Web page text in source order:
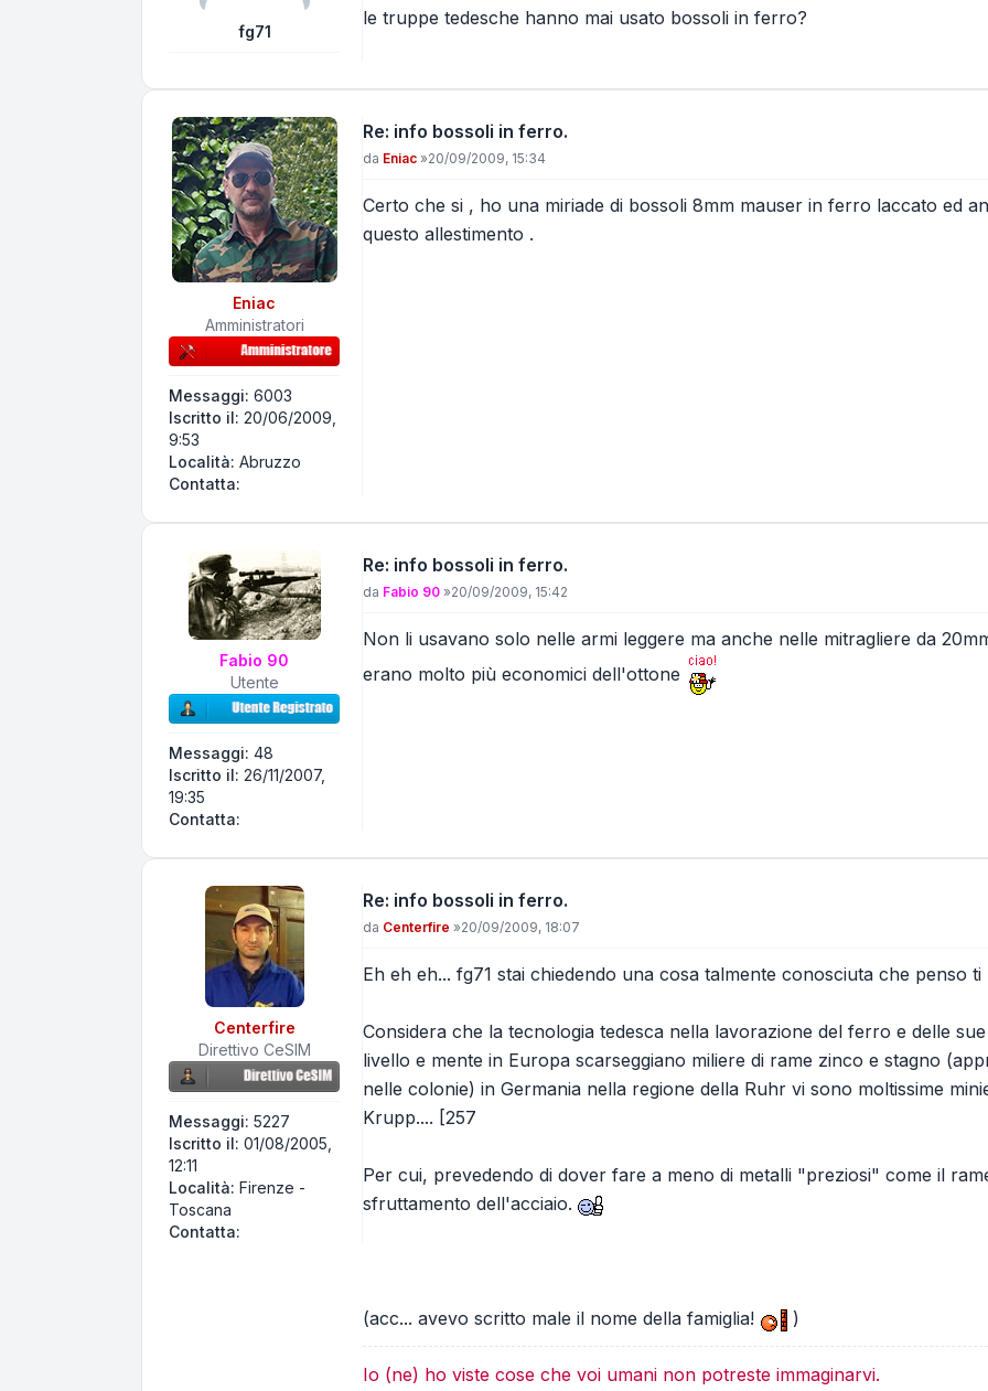
fg71
le truppe tedesche hanno mai usato bossoli in ferro?
Eniac
Amministratori
Messaggi: 6003
Iscritto il: 20/06/2009,
9:53
Località: Abruzzo
Contatta:
Re: info bossoli in ferro.
Messaggio
da Eniac »20/09/2009, 15:34
Certo che si , ho una miriade di bossoli 8mm mauser in ferro laccato ed
questo allestimento .
Fabio 90
Utente
Messaggi: 48
Iscritto il: 26/11/2007,
19:35
Contatta:
Re: info bossoli in ferro.
Messaggio
da Fabio 90 »20/09/2009, 15:42
Non li usavano solo nelle armi leggere ma anche nelle mitragliere da
erano molto più economici dell'ottone
Centerfire
Direttivo CeSIM
Messaggi: 5227
Iscritto il: 01/08/2005,
12:11
Località: Firenze -
Toscana
Contatta:
Re: info bossoli in ferro.
Messaggio
da Centerfire »20/09/2009, 18:07
Eh eh eh... fg71 stai chiedendo una cosa talmente conosciuta che penso
Considera che la tecnologia tedesca nella lavorazione del ferro e delle
livello e mente in Europa scarseggiano miliere di rame zinco e stagno
nelle colonie) in Germania nella regione della Ruhr vi sono moltissime
Krupp.... [257
Per cui, prevedendo di dover fare a meno di metalli "preziosi" come il
sfruttamento dell'acciaio.
(acc... avevo scritto male il nome della famiglia! )
Io (ne) ho viste cose che voi umani non potreste immaginarvi.